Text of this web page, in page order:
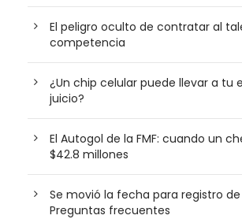
El peligro oculto de contratar al
competencia
¿Un chip celular puede llevar a tu
juicio?
El Autogol de la FMF: cuando un
$42.8 millones
Se movió la fecha para registro de
Preguntas frecuentes